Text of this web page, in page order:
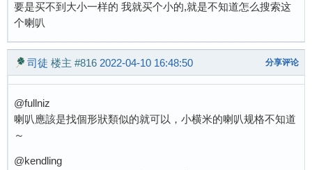
要是买不到大小一样的 我就买个小的,就是不知道怎么搜索这
个喇叭
司徒 楼主 #816 2022-04-10 16:48:50 分享评论
@fullniz
喇叭應該是找個形狀類似的就可以，小横米的喇叭规格不知道
～
@kendling